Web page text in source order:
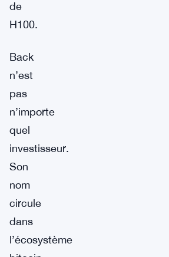
de
H100.
Back
n’est
pas
n’importe
quel
investisseur.
Son
nom
circule
dans
l’écosystème